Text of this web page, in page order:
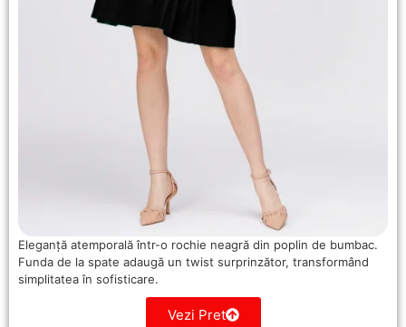
Eleganță atemporală într-o rochie neagră din poplin de bumbac.
Funda de la spate adaugă un twist surprinzător, transformând
simplitatea în sofisticare.
Vezi Pret